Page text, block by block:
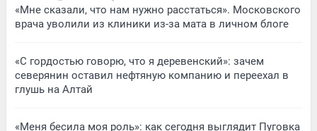
«Мне сказали, что нам нужно расстаться». Московского
врача уволили из клиники из-за мата в личном блоге
«С гордостью говорю, что я деревенский»: зачем
северянин оставил нефтяную компанию и переехал в
глушь на Алтай
«Меня бесила моя роль»: как сегодня выглядит Пуговка